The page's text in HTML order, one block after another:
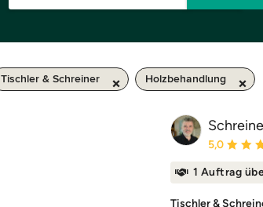
Tischler & Schreiner Holzbehandlung
5,0
1 Auftrag
Tischler &